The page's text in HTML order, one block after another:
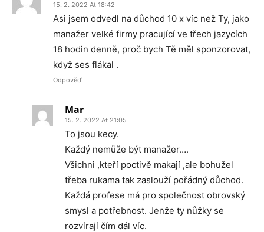
15. 2. 2022 At 18:42
Asi jsem odvedl na důchod 10 x víc než Ty, jako
manažer velké firmy pracující ve třech jazycích
18 hodin denně, proč bych Tě měl sponzorovat,
když ses flákal .
Odpověď
Mar
15. 2. 2022 At 21:05
To jsou kecy.
Každý nemůže být manažer….
Všichni ,kteří poctivě makají ,ale bohužel
třeba rukama tak zaslouží pořádný důchod.
Každá profese má pro společnost obrovský
smysl a potřebnost. Jenže ty nůžky se
rozvírají čím dál víc.